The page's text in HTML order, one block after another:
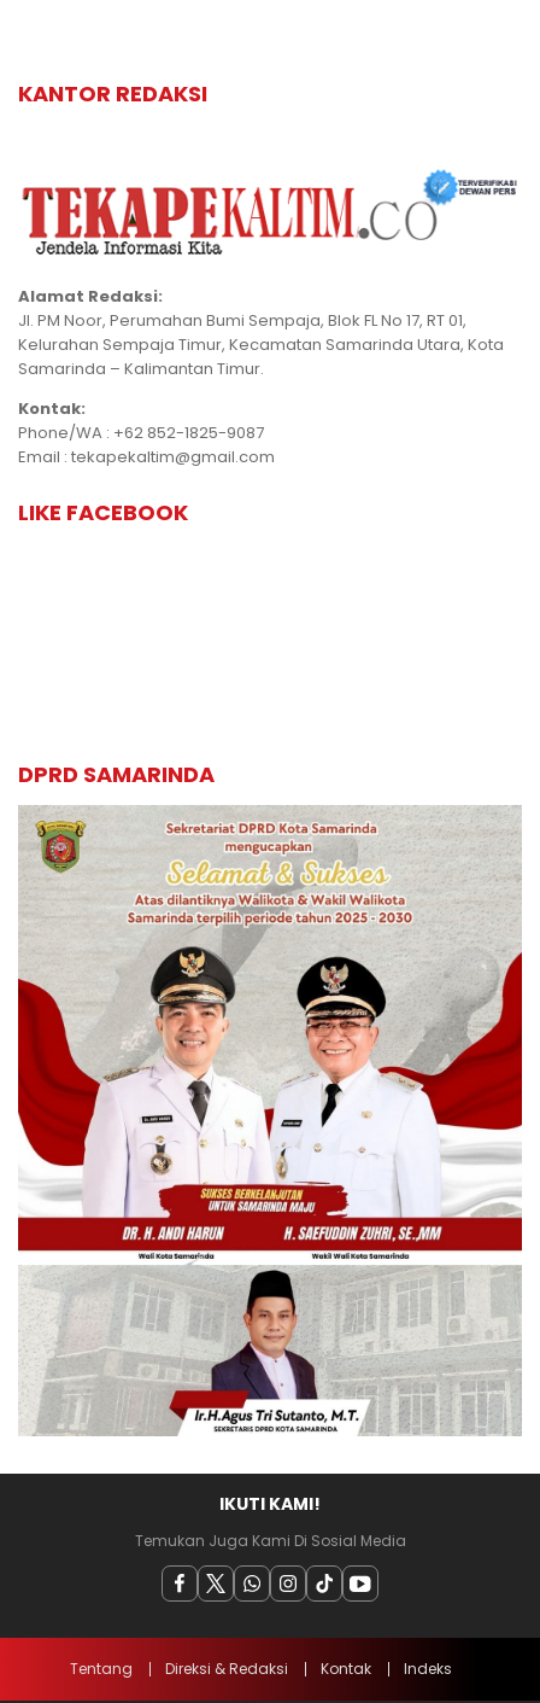
KANTOR REDAKSI
Alamat Redaksi:
Jl. PM Noor, Perumahan Bumi Sempaja, Blok FL No 17, RT 01,
Kelurahan Sempaja Timur, Kecamatan Samarinda Utara, Kota
Samarinda – Kalimantan Timur.
Kontak:
Phone/WA : +62 852-1825-9087
Email : tekapekaltim@gmail.com
LIKE FACEBOOK
DPRD SAMARINDA
IKUTI KAMI!
Temukan Juga Kami Di Sosial Media
Tentang Direksi & Redaksi Kontak Indeks